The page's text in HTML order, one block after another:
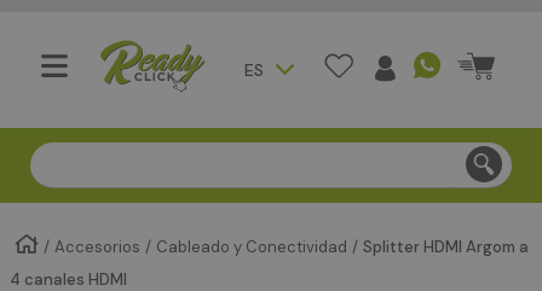
ES
Compra segura - Entregas en Bogotá en menos de 3
Accesorios Cableado y Conectividad
Splitter HDMI Argom a
4 canales HDMI